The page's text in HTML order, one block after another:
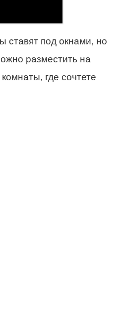
ставят под окнами, но
разместить на
где сочтете